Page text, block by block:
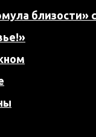
близости»